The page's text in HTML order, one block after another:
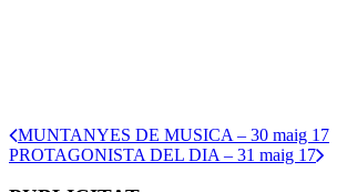
MUNTANYES DE MUSICA – 30 maig 17
PROTAGONISTA DEL DIA – 31 maig 17